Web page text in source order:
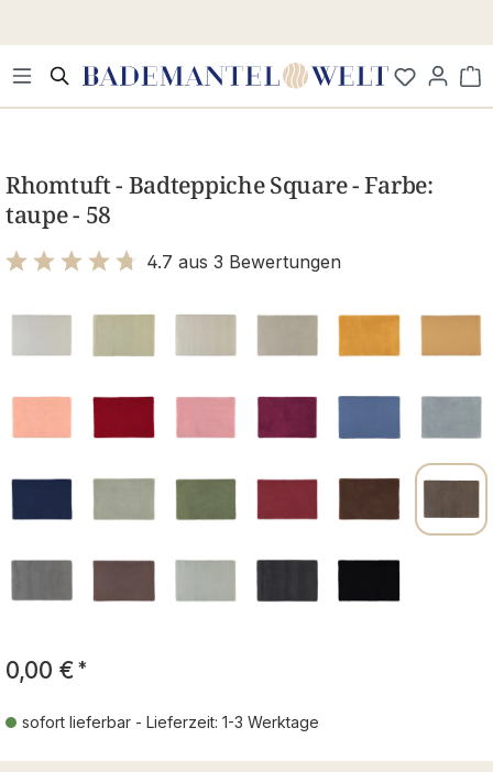
Rhomtuft - Badteppiche Square - Farbe:
taupe - 58
4.7 aus 3 Bewertungen
0,00 € *
sofort lieferbar - Lieferzeit: 1-3 Werktage